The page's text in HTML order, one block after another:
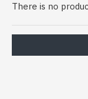
There is no